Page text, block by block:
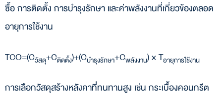
ซื้อ การติดตั้ง การบำรุงรักษา และค่าพลังงานที่เกี่ยวข้องตลอด
อายุการใช้งาน
​TCO=(Cวัสดุ​+Cติดตั้ง​)+(Cบำรุงรักษา​+Cพลังงาน​) × Tอายุการใช้งาน
การเลือกวัสดุสร้างหลังคาที่ทนทานสูง เช่น กระเบื้องคอนกรีต